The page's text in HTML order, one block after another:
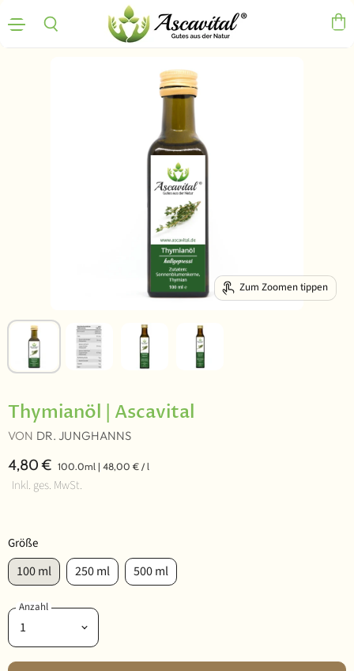
Zum Zoomen tippen
Thymianöl | Ascavital
VON DR. JUNGHANNS
4,80 € 100.0ml | 48,00 €/ l
Inkl. ges. MwSt.
Größe
100 ml 250 ml 500 ml
Anzahl